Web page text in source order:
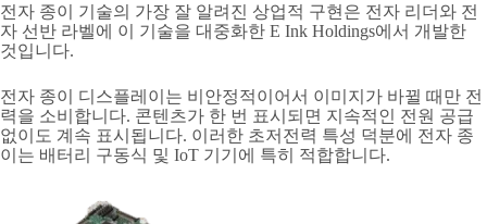
전자 종이 기술의 가장 잘 알려진 상업적 구현은 전자 리더와 전
자 선반 라벨에 이 기술을 대중화한 E Ink Holdings에서 개발한
것입니다.
전자 종이 디스플레이는 비안정적이어서 이미지가 바뀔 때만 전
력을 소비합니다. 콘텐츠가 한 번 표시되면 지속적인 전원 공급
없이도 계속 표시됩니다. 이러한 초저전력 특성 덕분에 전자 종
이는 배터리 구동식 및 IoT 기기에 특히 적합합니다.